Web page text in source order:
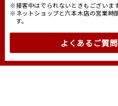
※接客中はでられないときもございます
※ネットショップと六本木店の営業時
す。
よくあるご質